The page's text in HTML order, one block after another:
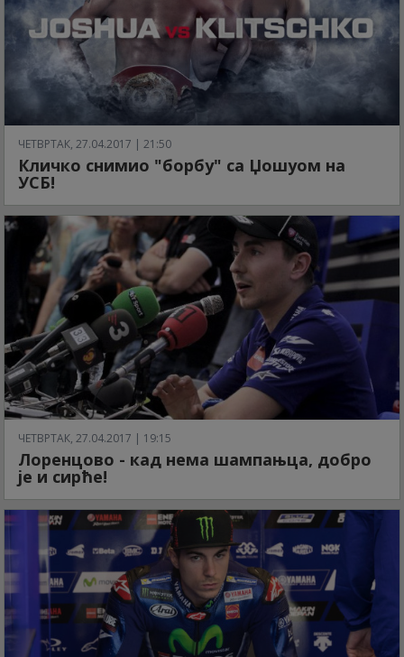
ЧЕТВРТАК, 27.04.2017 | 21:50
Кличко снимио "борбу" са Џошуом на
УСБ!
ЧЕТВРТАК, 27.04.2017 | 19:15
Лоренцово - кад нема шампањца, добро
је и сирће!